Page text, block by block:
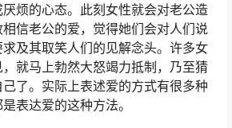
烦的心态。此刻女性就会对老公造
信老公的爱，觉得她们会对人们说
及其取笑人们的见解念头。许多女
就马上勃然大怒竭力抵制，乃至猜
了。实际上表述爱的方式有很多种
表达爱的这种方法。